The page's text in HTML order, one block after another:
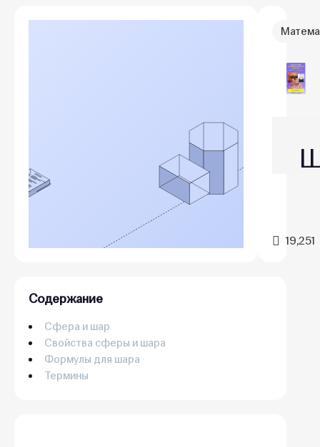
19,251
Содержание
Сфера и шар
Свойства сферы и шара
Формулы для шара
Термины